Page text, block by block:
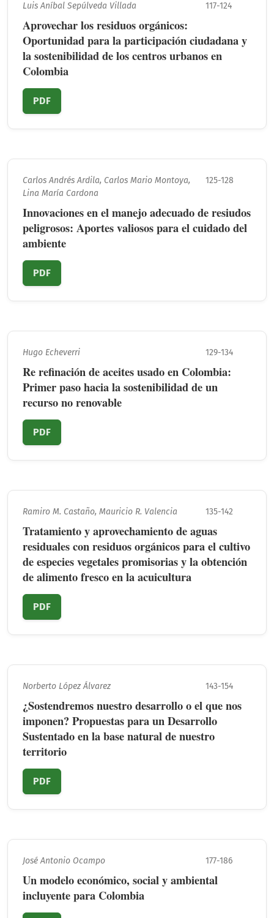
Luis Aníbal Sepúlveda Villada 117-124
Aprovechar los residuos orgánicos:
Oportunidad para la participación ciudadana y
la sostenibilidad de los centros urbanos en
Colombia
PDF
Carlos Andrés Ardila, Carlos Mario Montoya,
Lina María Cardona
125-128
Innovaciones en el manejo adecuado de resiudos
peligrosos: Aportes valiosos para el cuidado del
ambiente
PDF
Hugo Echeverri 129-134
Re refinación de aceites usado en Colombia:
Primer paso hacia la sostenibilidad de un
recurso no renovable
PDF
Ramiro M. Castaño, Mauricio R. Valencia 135-142
Tratamiento y aprovechamiento de aguas
residuales con residuos orgánicos para el cultivo
de especies vegetales promisorias y la obtención
de alimento fresco en la acuicultura
PDF
Norberto López Álvarez 143-154
¿Sostendremos nuestro desarrollo o el que nos
imponen? Propuestas para un Desarrollo
Sustentado en la base natural de nuestro
territorio
PDF
José Antonio Ocampo 177-186
Un modelo económico, social y ambiental
incluyente para Colombia